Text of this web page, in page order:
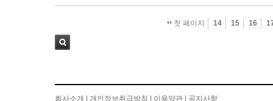
첫 페이지 14 15 16
회사소개 개인정보취급방침 이용약관 공지사항